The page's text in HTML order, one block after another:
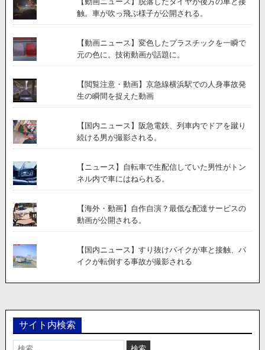
触。車が吹っ飛ぶ様子が公開される。
【動画ニュース】変色したプラスチックを一瞬で
元の色に。技術動画が話題に。
【閲覧注意・動画】京急線横浜駅での人身事故発
生の瞬間を捉えた動画
【国内ニュース】阪急電鉄、列車内でドアを蹴り
続ける男が撮影される。
【ニュース】自転車で生配信していた男性がトン
ネル内で車にはねられる。
【海外・動画】自作自演？最低な配達サービスの
動画が公開される。
【国内ニュース】すり抜けバイクが車と接触、バ
イクが転倒する事故が撮影される
サイト内検索
検